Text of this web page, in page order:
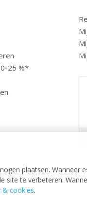
plaatsen. Wanneer
site te verbeteren.
& cookies.
25 %*